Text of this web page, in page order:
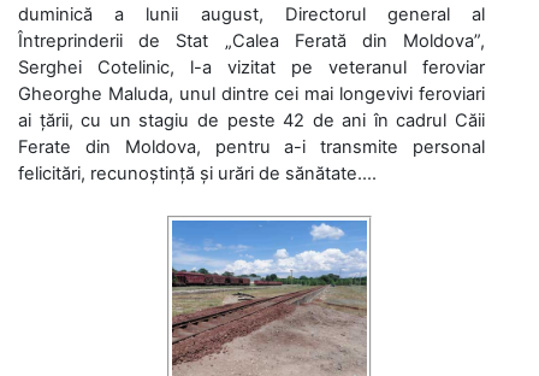
duminică a lunii august, Directorul general al
Întreprinderii de Stat „Calea Ferată din Moldova”,
Serghei Cotelinic, l-a vizitat pe veteranul feroviar
Gheorghe Maluda, unul dintre cei mai longevivi feroviari
ai țării, cu un stagiu de peste 42 de ani în cadrul Căii
Ferate din Moldova, pentru a-i transmite personal
felicitări, recunoștință și urări de sănătate....